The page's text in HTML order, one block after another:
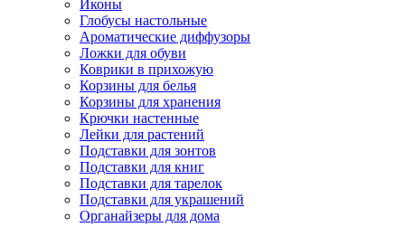
Иконы
Глобусы настольные
Ароматические диффузоры
Ложки для обуви
Коврики в прихожую
Корзины для белья
Корзины для хранения
Крючки настенные
Лейки для растений
Подставки для зонтов
Подставки для книг
Подставки для тарелок
Подставки для украшений
Органайзеры для дома